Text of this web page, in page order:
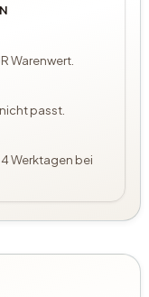
Warenwert.
passt.
Werktagen bei